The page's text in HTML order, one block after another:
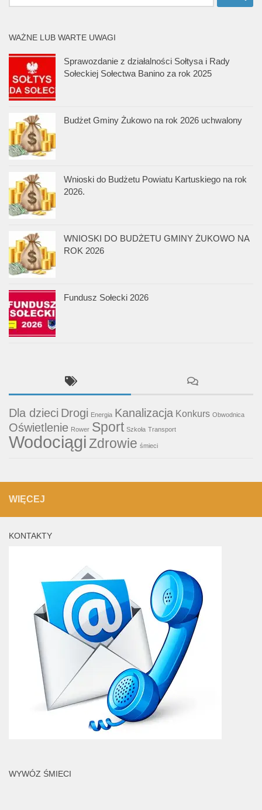
WAŻNE LUB WARTE UWAGI
Sprawozdanie z działalności Sołtysa i Rady
Sołeckiej Sołectwa Banino za rok 2025
Budżet Gminy Żukowo na rok 2026 uchwalony
Wnioski do Budżetu Powiatu Kartuskiego na rok
2026.
WNIOSKI DO BUDŻETU GMINY ŻUKOWO NA
ROK 2026
Fundusz Sołecki 2026
Dla dzieci Drogi Energia Kanalizacja Konkurs Obwodnica
Oświetlenie Rower Sport Szkoła Transport
WodociągiZdrowie śmieci
WIĘCEJ
KONTAKTY
WYWÓZ ŚMIECI